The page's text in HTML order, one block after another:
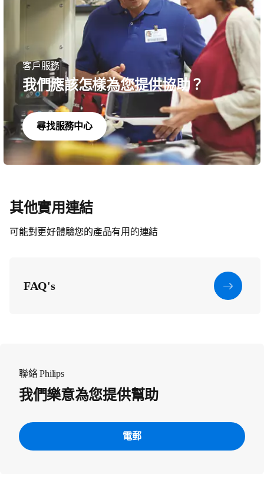
客戶服務
我們應該怎樣為您提供協助？
尋找服務中心
其他實用連結
可能對更好體驗您的產品有用的連結
FAQ's
聯絡 Philips
我們樂意為您提供幫助
電郵